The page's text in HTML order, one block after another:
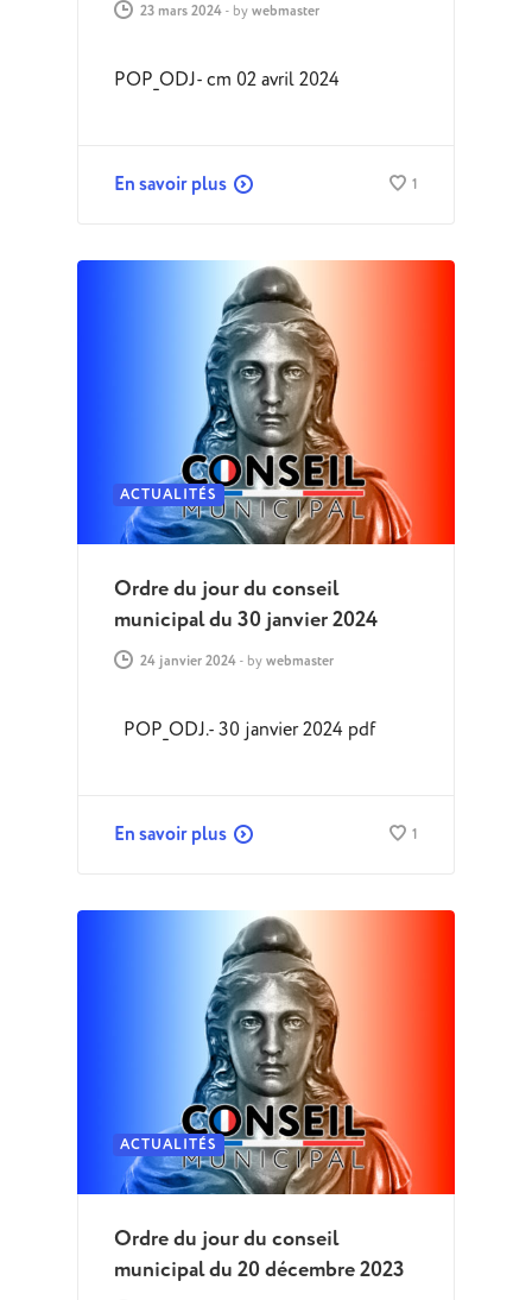
23 mars 2024- by webmaster
POP_ODJ- cm 02 avril 2024
En savoir plus 1
ACTUALITÉS
Ordre du jour du conseil
municipal du 30 janvier 2024
24 janvier 2024- by webmaster
POP_ODJ.- 30 janvier 2024 pdf
En savoir plus 1
ACTUALITÉS
Ordre du jour du conseil
municipal du 20 décembre 2023